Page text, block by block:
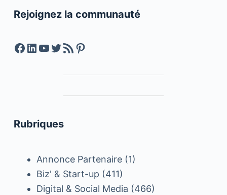
Rejoignez la communauté
Facebook
LinkedIn
YouTube
Twitter
Feed RSSPinterest
Rubriques
Annonce Partenaire(1)
Biz' & Start-up (411)
Digital & Social Media (466)